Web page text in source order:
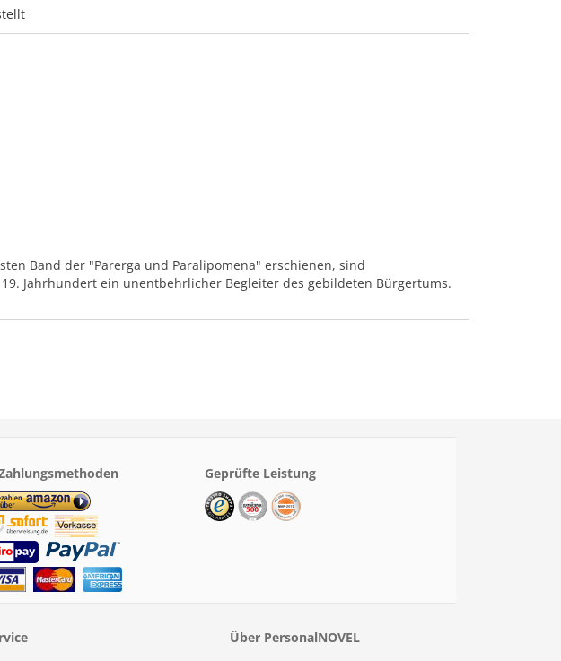
Band der "Parerga und Paralipomena" erschienen, sind
Jahrhundert ein unentbehrlicher Begleiter des gebildeten Bürgertums.
Geprüfte Leistung
Über PersonalNOVEL